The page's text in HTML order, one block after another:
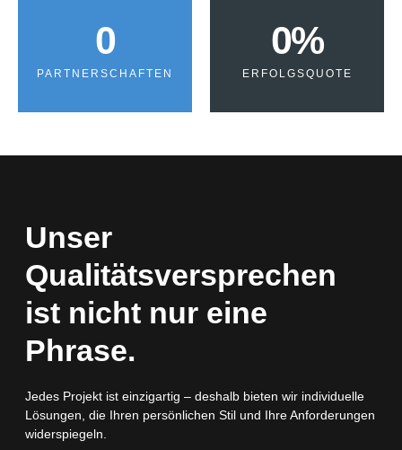
PARTNERSCHAFTEN
0
ERFOLGSQUOTE
0%
Unser
Qualitätsversprechen
ist nicht nur eine
Phrase.
Jedes Projekt ist einzigartig – deshalb bieten wir individuelle
Lösungen, die Ihren persönlichen Stil und Ihre Anforderungen
widerspiegeln.